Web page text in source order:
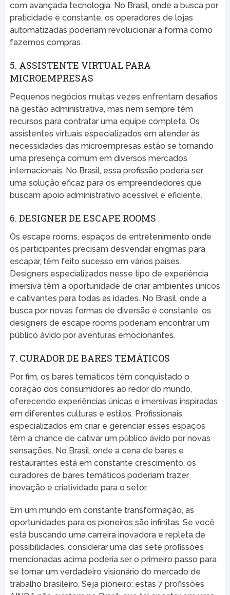
com avançada tecnologia. No Brasil, onde a busca por
praticidade é constante, os operadores de lojas
automatizadas poderiam revolucionar a forma como
fazemos compras.
5. ASSISTENTE VIRTUAL PARA
MICROEMPRESAS
Pequenos negócios muitas vezes enfrentam desafios
na gestão administrativa, mas nem sempre têm
recursos para contratar uma equipe completa. Os
assistentes virtuais especializados em atender às
necessidades das microempresas estão se tornando
uma presença comum em diversos mercados
internacionais. No Brasil, essa profissão poderia ser
uma solução eficaz para os empreendedores que
buscam apoio administrativo acessível e eficiente.
6. DESIGNER DE ESCAPE ROOMS
Os escape rooms, espaços de entretenimento onde
os participantes precisam desvendar enigmas para
escapar, têm feito sucesso em vários países.
Designers especializados nesse tipo de experiência
imersiva têm a oportunidade de criar ambientes únicos
e cativantes para todas as idades. No Brasil, onde a
busca por novas formas de diversão é constante, os
designers de escape rooms poderiam encontrar um
público ávido por aventuras emocionantes.
7. CURADOR DE BARES TEMÁTICOS
Por fim, os bares temáticos têm conquistado o
coração dos consumidores ao redor do mundo,
oferecendo experiências únicas e imersivas inspiradas
em diferentes culturas e estilos. Profissionais
especializados em criar e gerenciar esses espaços
têm a chance de cativar um público ávido por novas
sensações. No Brasil, onde a cena de bares e
restaurantes está em constante crescimento, os
curadores de bares temáticos poderiam trazer
inovação e criatividade para o setor.
Em um mundo em constante transformação, as
oportunidades para os pioneiros são infinitas. Se você
está buscando uma carreira inovadora e repleta de
possibilidades, considerar uma das sete profissões
mencionadas acima poderia ser o primeiro passo para
se tornar um verdadeiro visionário do mercado de
trabalho brasileiro. Seja pioneiro: estas 7 profissões